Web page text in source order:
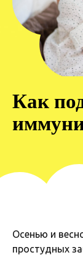
Как
Осенью и
простудных